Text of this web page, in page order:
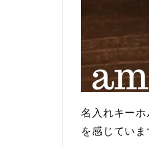
名入れキー
を感じていま